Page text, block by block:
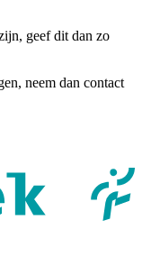
geef dit dan zo
neem dan contact